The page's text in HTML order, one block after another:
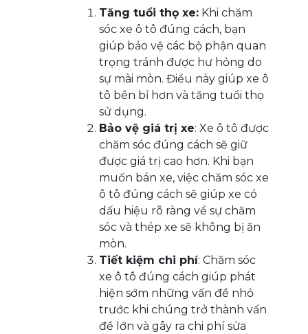
Tăng tuổi thọ xe: Khi chăm
sóc xe ô tô đúng cách, bạn
giúp bảo vệ các bộ phận quan
trọng tránh được hư hỏng do
sự mài mòn. Điều này giúp xe ô
tô bền bỉ hơn và tăng tuổi thọ
sử dụng.
Bảo vệ giá trị xe: Xe ô tô được
chăm sóc đúng cách sẽ giữ
được giá trị cao hơn. Khi bạn
muốn bán xe, việc chăm sóc xe
ô tô đúng cách sẽ giúp xe có
dấu hiệu rõ ràng về sự chăm
sóc và thép xe sẽ không bị ăn
mòn.
Tiết kiệm chi phí: Chăm sóc
xe ô tô đúng cách giúp phát
hiện sớm những vấn đề nhỏ
trước khi chúng trở thành vấn
đề lớn và gây ra chi phí sửa